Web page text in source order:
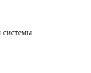
системы